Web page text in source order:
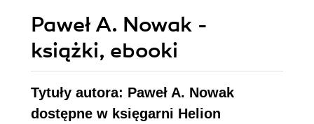
Paweł A. Nowak -
książki, ebooki
Tytuły autora: Paweł A. Nowak
dostępne w księgarni Helion